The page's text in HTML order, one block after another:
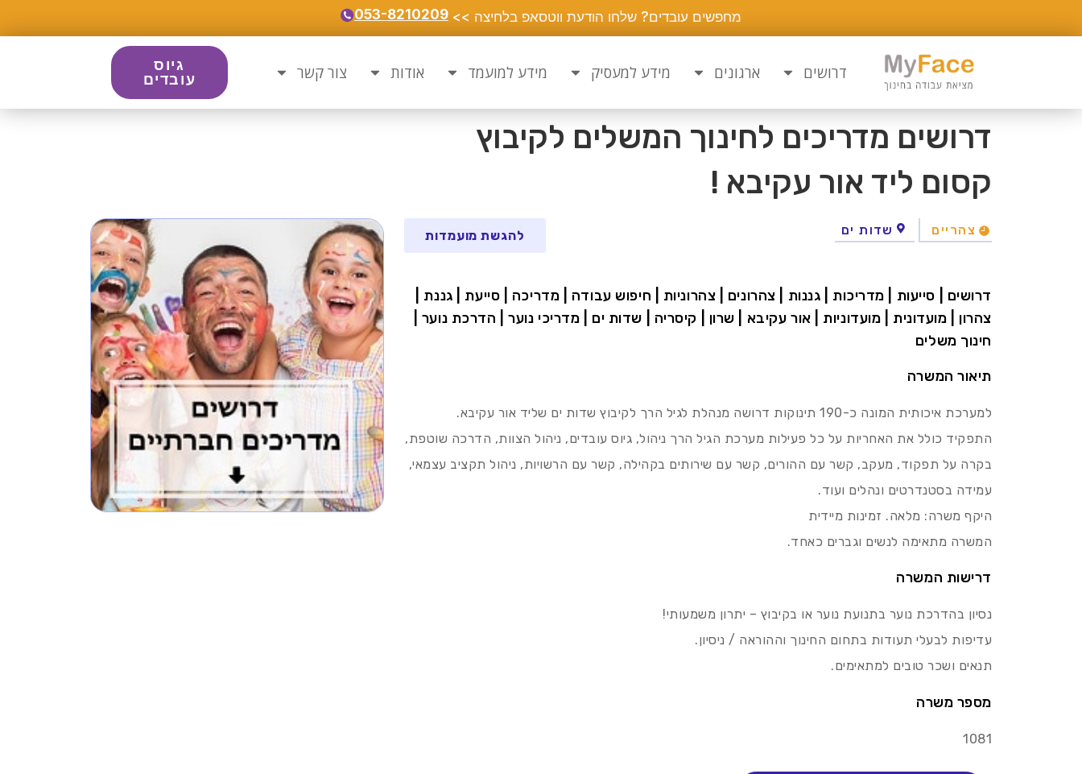
מחפשים עובדים? שלחו הודעת ווטסאפ בלחיצה >> 053-8210209
דרושים ארגונים מידע למעסיק מידע למועמד אודות צור קשר
גיוס
עובדים
דרושים מדריכים לחינוך המשלים לקיבוץ
קסום ליד אור עקיבא !
צהריים שדות ים להגשת מועמדות
דרושים | סייעות | מדריכות | גננות | צהרונים | צהרוניות | חיפוש עבודה | מדריכה | סייעת | גננת |
צהרון | מועדונית | מועדוניות | אור עקיבא | שרון | קיסריה | שדות ים | מדריכי נוער | הדרכת נוער |
חינוך משלים
תיאור המשרה
למערכת איכותית המונה כ-190 תינוקות דרושה מנהלת לגיל הרך לקיבוץ שדות ים שליד אור עקיבא.
התפקיד כולל את האחריות על כל פעילות מערכת הגיל הרך ניהול, גיוס עובדים, ניהול הצוות, הדרכה שוטפת,
בקרה על תפקוד, מעקב, קשר עם ההורים, קשר עם שירותים בקהילה, קשר עם הרשויות, ניהול תקציב עצמאי,
עמידה בסטנדרטים ונהלים ועוד.
היקף משרה: מלאה. זמינות מיידית
המשרה מתאימה לנשים וגברים כאחד.
דרישות המשרה
נסיון בהדרכת נוער בתנועת נוער או בקיבוץ – יתרון משמעותי!
עדיפות לבעלי תעודות בתחום החינוך וההוראה / ניסיון.
תנאים ושכר טובים למתאימים.
מספר משרה
1081